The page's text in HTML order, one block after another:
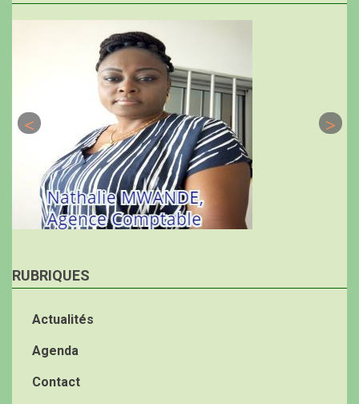
RUBRIQUES
Actualités
Agenda
Contact